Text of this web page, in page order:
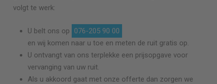
volgt te werk:
U belt ons op
076-205 90 00
en wij komen naar u toe en meten de ruit gratis op.
U ontvangt van ons terplekke een prijsopgave voor
vervanging van uw ruit.
Als u akkoord gaat met onze offerte dan zorgen we